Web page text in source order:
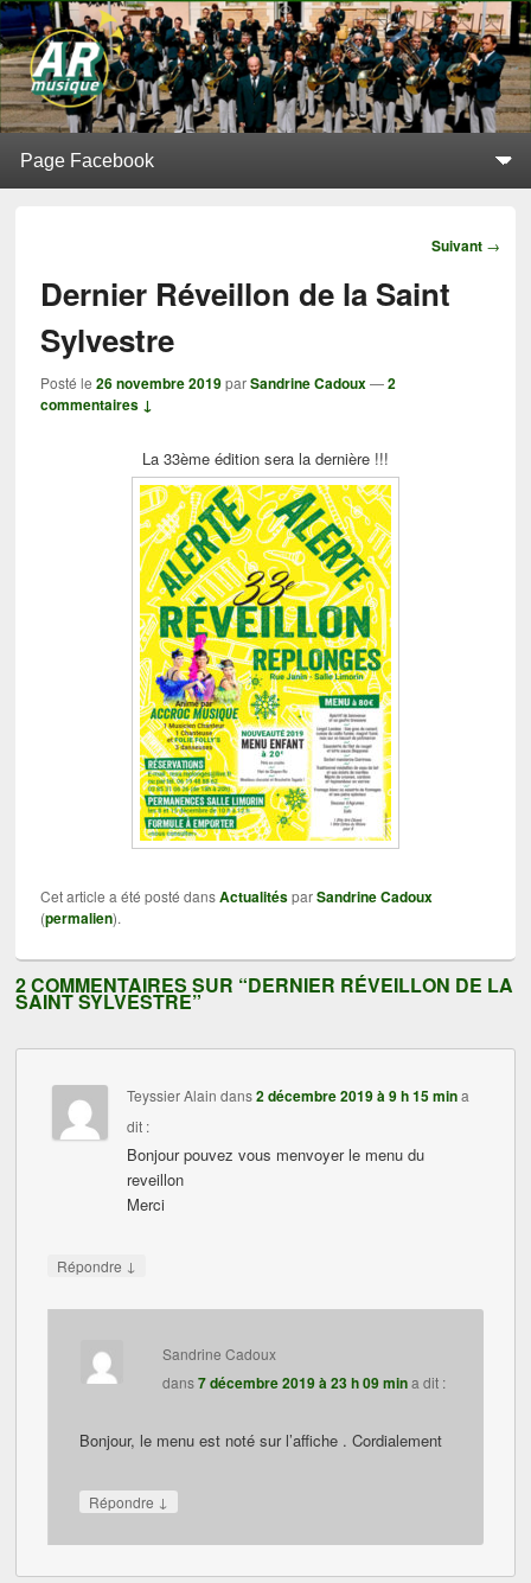
L'Alerte de Replonges
BATTERIE-FANFARE SITUÉE À REPLONGES (AIN)
Navigation
Suivant →
Dernier Réveillon de la Saint
Sylvestre
Posté le26 novembre 2019 parSandrine Cadoux —2
commentaires ↓
La 33ème édition sera la dernière !!!
Cet article a été posté dansActualitésparSandrine Cadoux
(permalien).
2 COMMENTAIRES SUR “DERNIER RÉVEILLON DE LA
SAINT SYLVESTRE”
Teyssier Alain dans2 décembre 2019 à 9 h 15 min a
dit :
Bonjour pouvez vous menvoyer le menu du
reveillon
Merci
Répondre ↓
Sandrine Cadoux
dans7 décembre 2019 à 23 h 09 min a dit :
Bonjour, le menu est noté sur l’affiche . Cordialement
Répondre ↓